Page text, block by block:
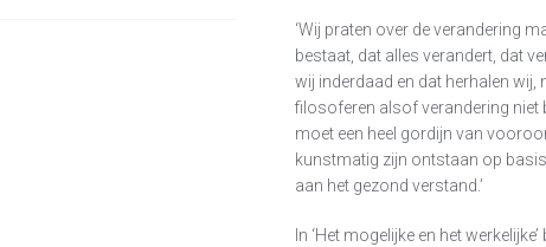
‘Wij praten over de verandering
bestaat, dat alles verandert, dat
wij inderdaad en dat herhalen
filosoferen alsof verandering niet
moet een heel gordijn van
kunstmatig zijn ontstaan op
aan het gezond verstand.’
In ‘Het mogelijke en het